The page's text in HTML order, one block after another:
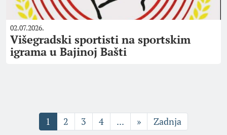
02.07.2026.
Višegradski sportisti na sportskim
igrama u Bajinoj Bašti
1 2 3 4 ... » Zadnja